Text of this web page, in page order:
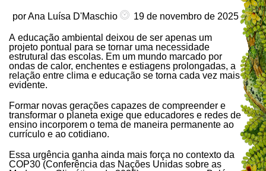
por Ana Luísa D'Maschio 19 de novembro de 2025
A educação ambiental deixou de ser apenas um
projeto pontual para se tornar uma necessidade
estrutural das escolas. Em um mundo marcado por
ondas de calor, enchentes e estiagens prolongadas, a
relação entre clima e educação se torna cada vez mais
evidente.
Formar novas gerações capazes de compreender e
transformar o planeta exige que educadores e redes de
ensino incorporem o tema de maneira permanente ao
currículo e ao cotidiano.
Essa urgência ganha ainda mais força no contexto da
COP30 (Conferência das Nações Unidas sobre as